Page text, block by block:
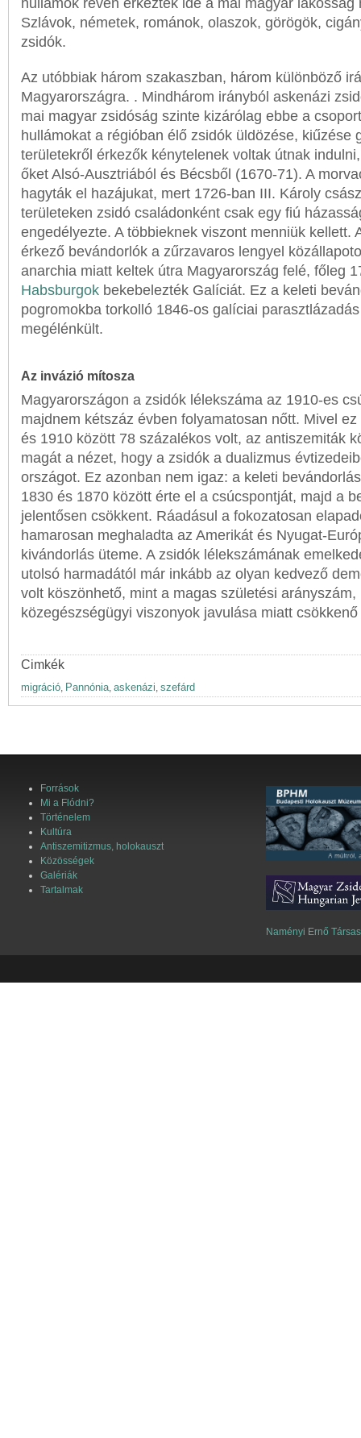
hullámok révén érkeztek ide a mai magyar lakosság
Szlávok, németek, románok, olaszok, görögök,
zsidók.
Az utóbbiak három szakaszban, három különböző
Magyarországra. . Mindhárom irányból askenázi
mai magyar zsidóság szinte kizárólag ebbe a
hullámokat a régióban élő zsidók üldözése, kiűzése
területekről érkezők kénytelenek voltak útnak
őket Alsó-Ausztriából és Bécsből (1670-71). A
hagyták el hazájukat, mert 1726-ban III. Károly
területeken zsidó családonként csak egy fiú
engedélyezte. A többieknek viszont menniük kellett.
érkező bevándorlók a zűrzavaros lengyel
anarchia miatt keltek útra Magyarország felé, főleg
Habsburgok bekebelezték Galíciát. Ez a keleti
pogromokba torkolló 1846-os galíciai
megélénkült.
Az invázió mítosza
Magyarországon a zsidók lélekszáma az 1910-es
majdnem kétszáz évben folyamatosan nőtt. Mivel
és 1910 között 78 százalékos volt, az antiszemiták
magát a nézet, hogy a zsidók a dualizmus
országot. Ez azonban nem igaz: a keleti
1830 és 1870 között érte el a csúcspontját, majd a
jelentősen csökkent. Ráadásul a fokozatosan
hamarosan meghaladta az Amerikát és Nyugat-
kivándorlás üteme. A zsidók lélekszámának
utolsó harmadától már inkább az olyan kedvező
volt köszönhető, mint a magas születési arányszám,
közegészségügyi viszonyok javulása miatt
Cimkék
migráció, Pannónia, askenázi, szefárd
Források
Mi a Flódni?
Történelem
Kultúra
Antiszemitizmus, holokauszt
Közösségek
Galériák
Tartalmak
Naményi Ernő